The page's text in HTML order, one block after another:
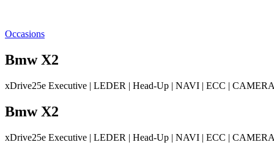
Occasions
Bmw X2
xDrive25e Executive | LEDER | Head-Up | NAVI | ECC |
Bmw X2
xDrive25e Executive | LEDER | Head-Up | NAVI | ECC |